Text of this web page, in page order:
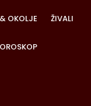
OKOLJE ŽIVALI